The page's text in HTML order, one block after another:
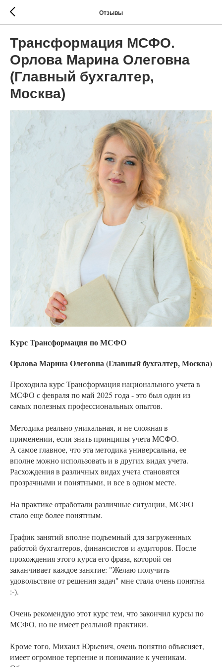
Отзывы
Трансформация МСФО.
Орлова Марина Олеговна
(Главный бухгалтер,
Москва)
Курс Трансформация по МСФО
Орлова Марина Олеговна (Главный бухгалтер, Москва)
Проходила курс Трансформация национального учета в
МСФО с февраля по май 2025 года - это был один из
самых полезных профессиональных опытов.
Методика реально уникальная, и не сложная в
применении, если знать принципы учета МСФО.
А самое главное, что эта методика универсальна, ее
вполне можно использовать и в других видах учета.
Расхождения в различных видах учета становятся
прозрачными и понятными, и все в одном месте.
На практике отработали различные ситуации, МСФО
стало еще более понятным.
График занятий вполне подъемный для загруженных
работой бухгалтеров, финансистов и аудиторов. После
прохождения этого курса его фраза, которой он
заканчивает каждое занятие: "Желаю получить
удовольствие от решения задач" мне стала очень понятна
:-).
Очень рекомендую этот курс тем, что закончил курсы по
МСФО, но не имеет реальной практики.
Кроме того, Михаил Юрьевич, очень понятно объясняет,
имеет огромное терпение и понимание к ученикам.